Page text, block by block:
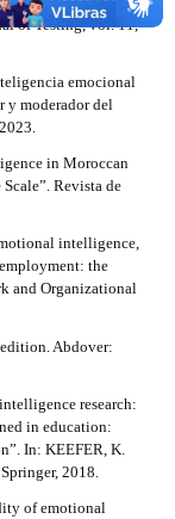
of Testing, vol. 11,
emocional
y moderador del
in Moroccan
Revista de
intelligence,
the
and Organizational
Abdover:
research:
in education:
In: KEEFER, K.
2018.
of emotional